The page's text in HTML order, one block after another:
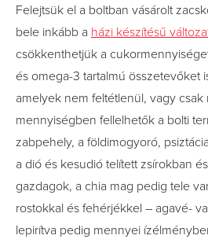
Felejtsük el a boltban vásárolt
bele inkább a házi készítésű
csökkenthetjük a
és omega-3 tartalmú összetevőket
amelyek nem feltétlenül, vagy csak
mennyiségben fellelhetők a bolti
zabpehely, a földimogyoró,
a dió és kesudió telített zsírokban
gazdagok, a chia mag pedig tele
rostokkal és fehérjékkel – agavé-
lepirítva pedig mennyei